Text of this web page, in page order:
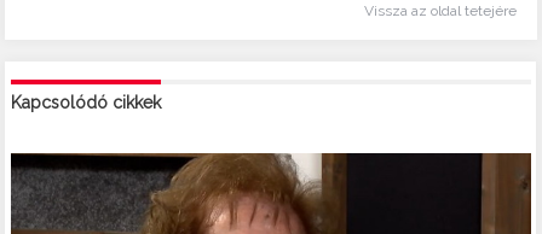
Vissza az oldal tetejére
Kapcsolódó cikkek